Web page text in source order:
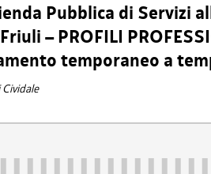
Pubblica di Servizi
– PROFILI
temporaneo a
Cividale